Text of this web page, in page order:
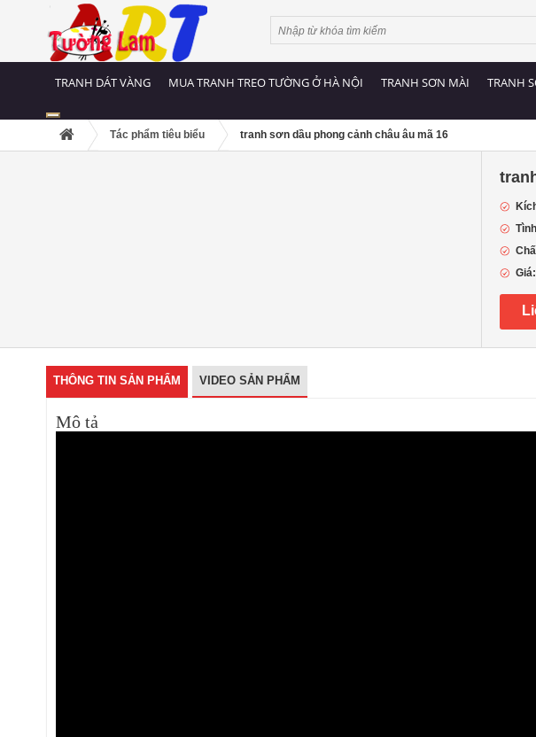
TRANH DÁT VÀNG MUA TRANH TREO TƯỜNG Ở HÀ NỘI TRANH SƠN MÀI TRANH
Tác phẩm tiêu biểu tranh sơn dầu phong cảnh châu âu mã 16
Giá:
THÔNG TIN SẢN PHẨM VIDEO SẢN PHẨM
Mô tả